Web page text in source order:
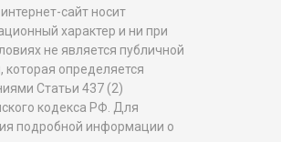
сайт носит
характер и ни при
не является публичной
которая определяется
Статьи 437 (2)
кодекса РФ. Для
подробной информации о